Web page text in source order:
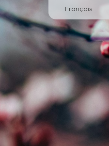
Français